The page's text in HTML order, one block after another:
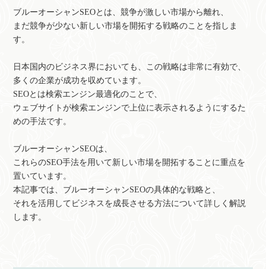
ブルーオーシャンSEOとは、競争が激しい市場から離れ、
まだ競争が少ない新しい市場を開拓する戦略のことを指しま
す。
日本国内のビジネス界においても、この戦略は非常に有効で、
多くの企業が成功を収めています。
SEOとは検索エンジン最適化のことで、
ウェブサイトが検索エンジンで上位に表示されるようにするた
めの手法です。
ブルーオーシャンSEOは、
これらのSEO手法を用いて新しい市場を開拓することに重点を
置いています。
本記事では、ブルーオーシャンSEOの具体的な戦略と、
それを活用してビジネスを成長させる方法について詳しく解説
します。